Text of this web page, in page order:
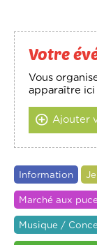
Votre
Vous
apparaître ici
Ajouter
Information
Marché aux
Musique /